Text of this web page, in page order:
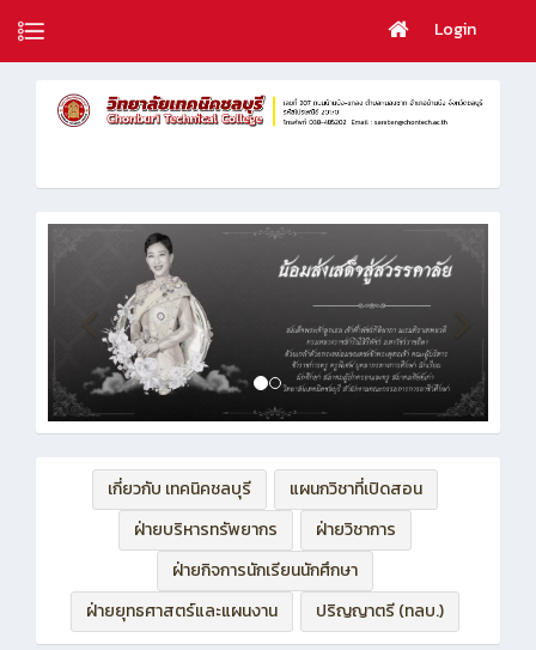
Login
เกี่ยวกับ เทคนิคชลบุรี
แผนกวิชาที่เปิดสอน
ฝ่ายบริหารทรัพยากร
ฝ่ายวิชาการ
ฝ่ายกิจการนักเรียนนักศึกษา
ฝ่ายยุทธศาสตร์และแผนงาน
ปริญญาตรี (ทลบ.)